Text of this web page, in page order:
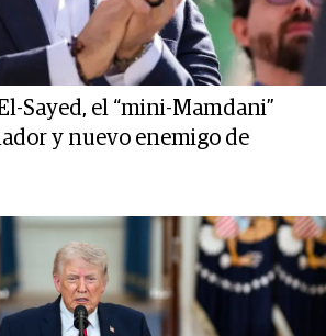
Sayed, el “mini-Mamdani”
y nuevo enemigo de